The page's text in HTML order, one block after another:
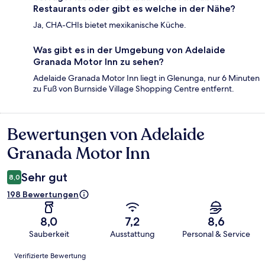
Restaurants oder gibt es welche in der Nähe?
Ja, CHA-CHIs bietet mexikanische Küche.
Was gibt es in der Umgebung von Adelaide
Granada Motor Inn zu sehen?
Adelaide Granada Motor Inn liegt in Glenunga, nur 6 Minuten
zu Fuß von Burnside Village Shopping Centre entfernt.
Bewertungen
Bewertungen von Adelaide
Granada Motor Inn
8,0 Sehr gut
198 Bewertungen
8,0
Sauberkeit
7,2
Ausstattung
8,6
Personal & Service
Bewertungen
Verifizierte Bewertung